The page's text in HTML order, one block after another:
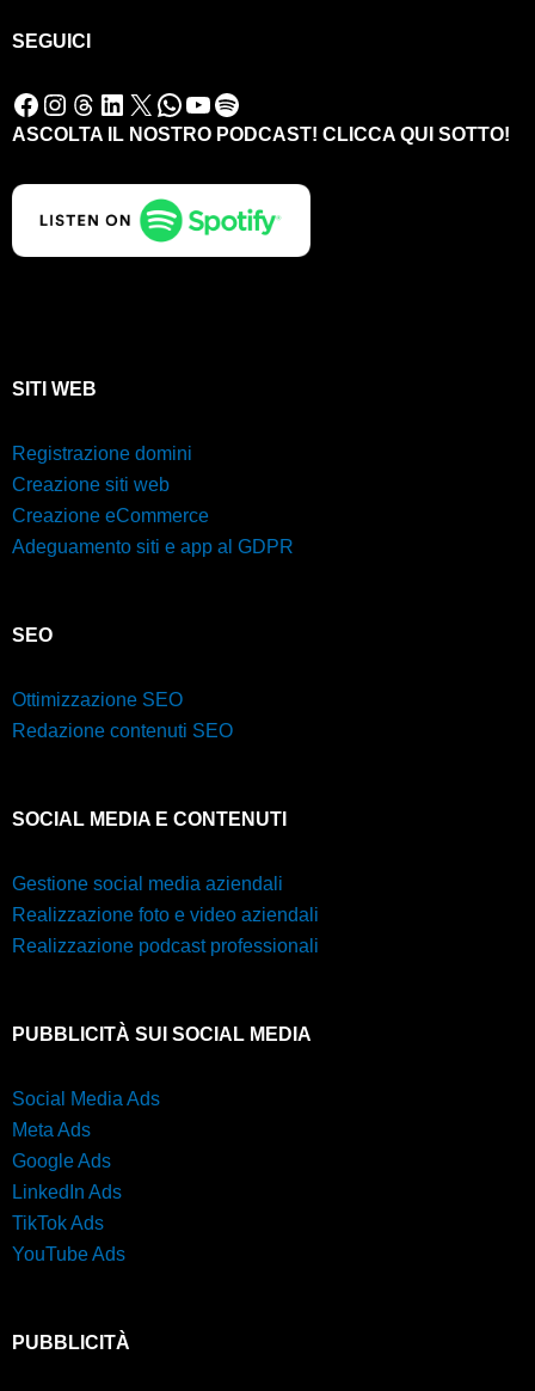
SEGUICI
Facebook Instagram Threads LinkedIn X WhatsApp YouTube Spotify
ASCOLTA IL NOSTRO PODCAST! CLICCA QUI SOTTO!
SITI WEB
Registrazione domini
Creazione siti web
Creazione eCommerce
Adeguamento siti e app al GDPR
SEO
Ottimizzazione SEO
Redazione contenuti SEO
SOCIAL MEDIA E CONTENUTI
Gestione social media aziendali
Realizzazione foto e video aziendali
Realizzazione podcast professionali
PUBBLICITÀ SUI SOCIAL MEDIA
Social Media Ads
Meta Ads
Google Ads
LinkedIn Ads
TikTok Ads
YouTube Ads
PUBBLICITÀ